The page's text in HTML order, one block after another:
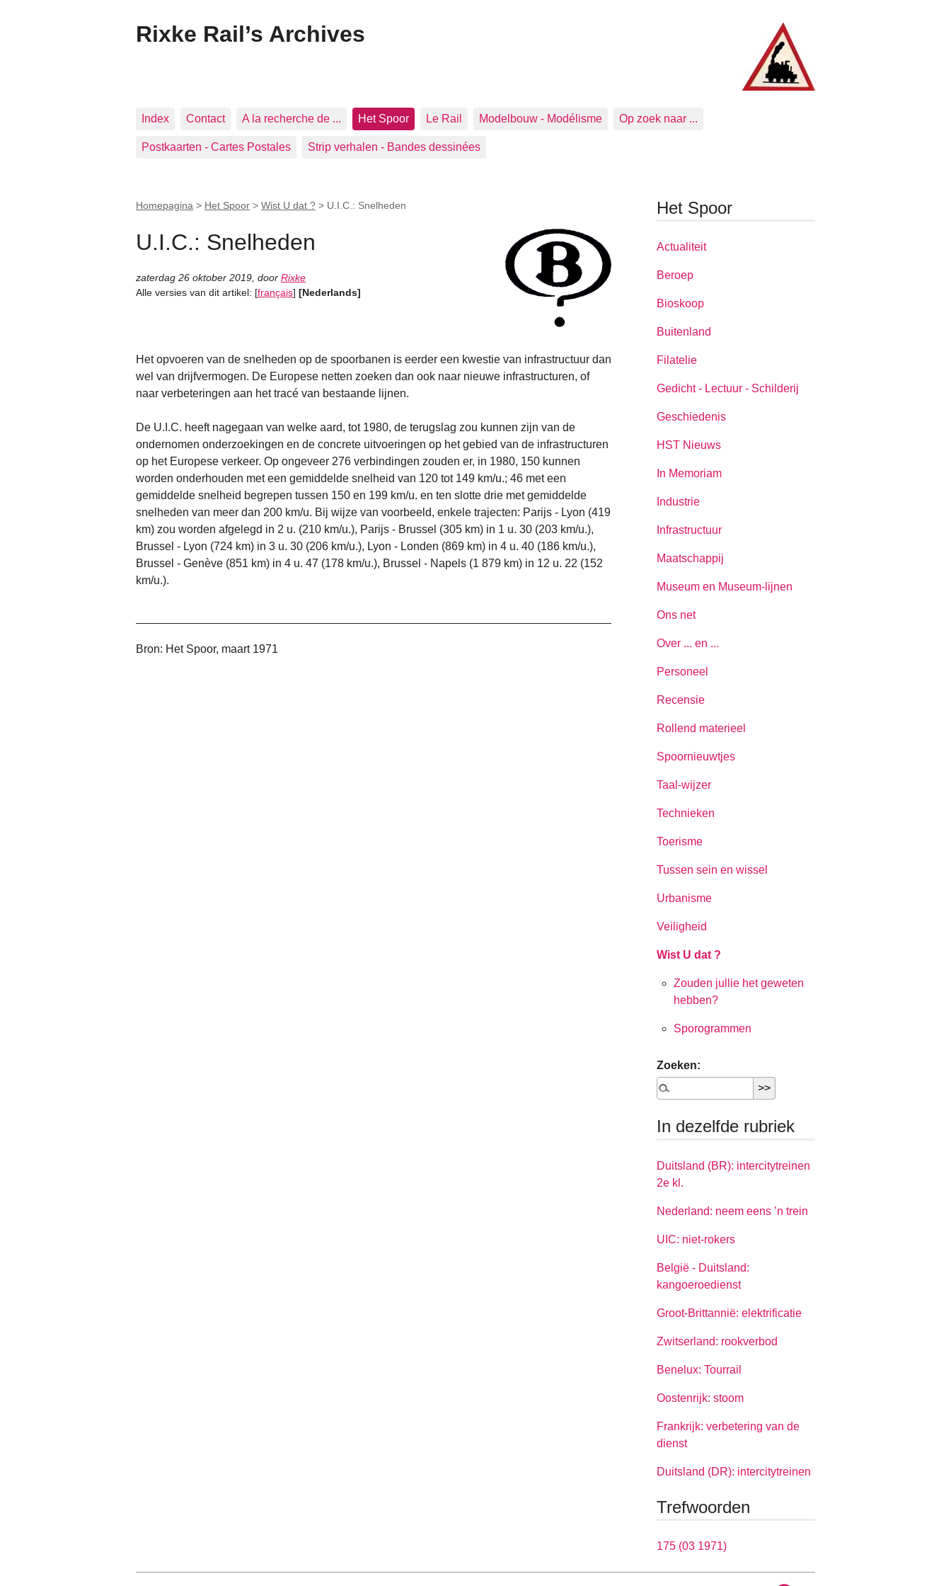
Rixke Rail’s Archives
Index Contact A la recherche de ... Het Spoor Le Rail Modelbouw - Modélisme Op zoek naar ...
Postkaarten - Cartes Postales Strip verhalen - Bandes dessinées
Homepagina > Het Spoor > Wist U dat ? > U.I.C.: Snelheden
U.I.C.: Snelheden
zaterdag 26 oktober 2019 door Rixke
Alle versies van dit artikel: [français] [Nederlands]
Het opvoeren van de snelheden op de spoorbanen is eerder een kwestie van infrastructuur dan
wel van drijfvermogen. De Europese netten zoeken dan ook naar nieuwe infrastructuren, of
naar verbeteringen aan het tracé van bestaande lijnen.
De U.I.C. heeft nagegaan van welke aard, tot 1980, de terugslag zou kunnen zijn van de
ondernomen onderzoekingen en de concrete uitvoeringen op het gebied van de infrastructuren
op het Europese verkeer. Op ongeveer 276 verbindingen zouden er, in 1980, 150 kunnen
worden onderhouden met een gemiddelde snelheid van 120 tot 149 km/u.; 46 met een
gemiddelde snelheid begrepen tussen 150 en 199 km/u. en ten slotte drie met gemiddelde
snelheden van meer dan 200 km/u. Bij wijze van voorbeeld, enkele trajecten: Parijs - Lyon (419
km) zou worden afgelegd in 2 u. (210 km/u.), Parijs - Brussel (305 km) in 1 u. 30 (203 km/u.),
Brussel - Lyon (724 km) in 3 u. 30 (206 km/u.), Lyon - Londen (869 km) in 4 u. 40 (186 km/u.),
Brussel - Genève (851 km) in 4 u. 47 (178 km/u.), Brussel - Napels (1 879 km) in 12 u. 22 (152
km/u.).
Bron: Het Spoor, maart 1971
Het Spoor
Actualiteit
Beroep
Bioskoop
Buitenland
Filatelie
Gedicht - Lectuur - Schilderij
Geschiedenis
HST Nieuws
In Memoriam
Industrie
Infrastructuur
Maatschappij
Museum en Museum-lijnen
Ons net
Over ... en ...
Personeel
Recensie
Rollend materieel
Spoornieuwtjes
Taal-wijzer
Technieken
Toerisme
Tussen sein en wissel
Urbanisme
Veiligheid
Wist U dat ?
Zouden jullie het geweten
hebben?
Sporogrammen
Zoeken:
In dezelfde rubriek
Duitsland (BR): intercitytreinen
2e kl.
Nederland: neem eens ’n trein
UIC: niet-rokers
België - Duitsland:
kangoeroedienst
Groot-Brittannië: elektrificatie
Zwitserland: rookverbod
Benelux: Tourrail
Oostenrijk: stoom
Frankrijk: verbetering van de
dienst
Duitsland (DR): intercitytreinen
Trefwoorden
175 (03 1971)